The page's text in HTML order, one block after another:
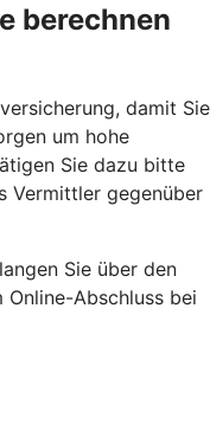
berechnen
damit Sie
um hohe
Sie dazu bitte
Vermittler gegenüber
Sie über den
Online-Abschluss bei